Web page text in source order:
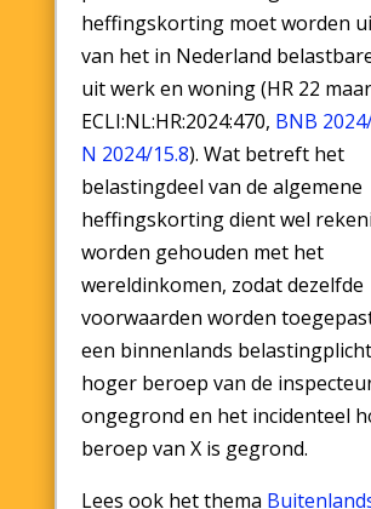
heffingskorting moet worden
van het in Nederland
uit werk en woning (HR 22
ECLI:NL:HR:2024:470, BNB
N 2024/15.8). Wat betreft het
belastingdeel van de algemene
heffingskorting dient wel
worden gehouden met het
wereldinkomen, zodat dezelfde
voorwaarden worden
een binnenlands
hoger beroep van de
ongegrond en het incidenteel
beroep van X is gegrond.
Lees ook het thema